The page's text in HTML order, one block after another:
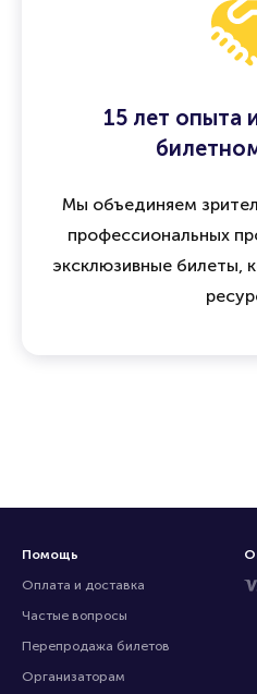
15 лет опыта
Мы объединяем
профессиональных
эксклюзивные билеты,
Помощь
Оплата и доставка
Частые вопросы
Перепродажа билетов
Организаторам